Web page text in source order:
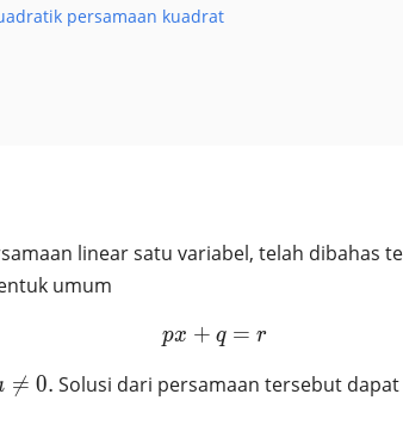
persamaan kuadrat
linear satu variabel, telah dibahas
umum
px+q = r
px + q = r

= 0. Solusi dari persamaan tersebut